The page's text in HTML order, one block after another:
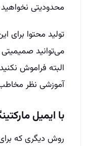
محدودیتی
تولید محتوا برای
می‌توانید صمیمیتی
البته فراموش
آموزشی نظر
با ایمیل
روش دیگری که